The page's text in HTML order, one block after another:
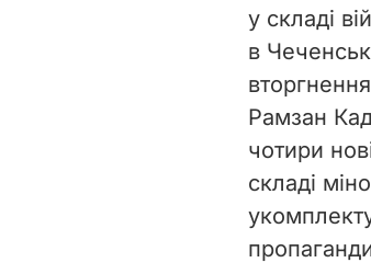
у складі
в
Рамзан
чотири
складі